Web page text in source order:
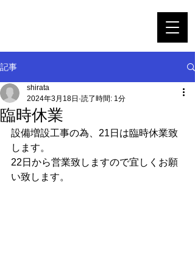
SOFT SERVE ICE CREAM SHOP
記事
臨時休業
shirata
2024年3月18日 読了時間: 1分
設備増設工事の為、21日は臨時休業致
します。
22日から営業致しますので宜しくお願
い致します。